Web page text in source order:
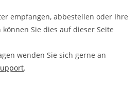
empfangen, abbestellen oder Ihre
Sie dies auf dieser Seite
wenden Sie sich gerne an
.